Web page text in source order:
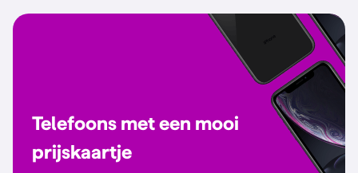
Telefoons met een mooi
prijskaartje